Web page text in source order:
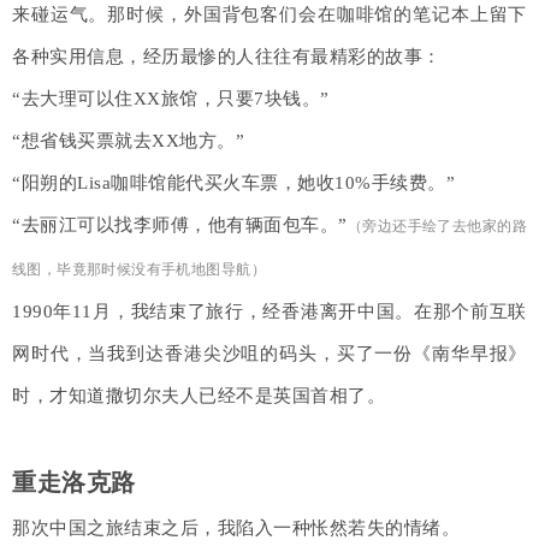
来碰运气。那时候，外国背包客们会在咖啡馆的笔记本上留下
各种实用信息，经历最惨的人往往有最精彩的故事：
“去大理可以住XX旅馆，只要7块钱。”
“想省钱买票就去XX地方。”
“阳朔的Lisa咖啡馆能代买火车票，她收10%手续费。”
“去丽江可以找李师傅，他有辆面包车。” （旁边还手绘了去他家的路
线图，毕竟那时候没有手机地图导航）
1990年11月，我结束了旅行，经香港离开中国。在那个前互联
网时代，当我到达香港尖沙咀的码头，买了一份《南华早报》
时，才知道撒切尔夫人已经不是英国首相了。
重走洛克路
那次中国之旅结束之后，我陷入一种怅然若失的情绪。